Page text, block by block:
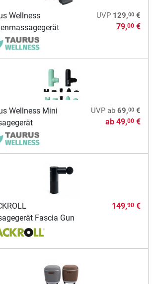
Wellness
UVP 129,00€
79,00€
Wellness Mini
UVPab 69,00€
ab 49,00€
Fascia Gun
149,90€